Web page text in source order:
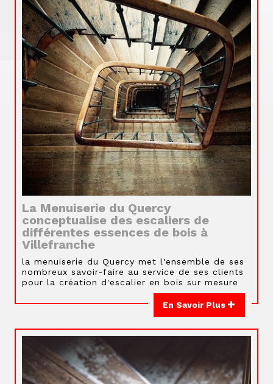
La Menuiserie du Quercy
conceptualise des escaliers de
différentes essences de bois à
Villefranche
la menuiserie du Quercy met l'ensemble de ses
nombreux savoir-faire au service de ses clients
pour la création d'escalier en bois sur mesure
En Savoir Plus